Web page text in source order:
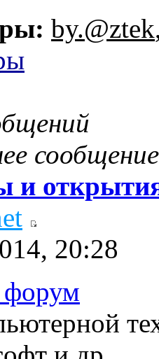
by.@ztek
сообщение
и
20:28